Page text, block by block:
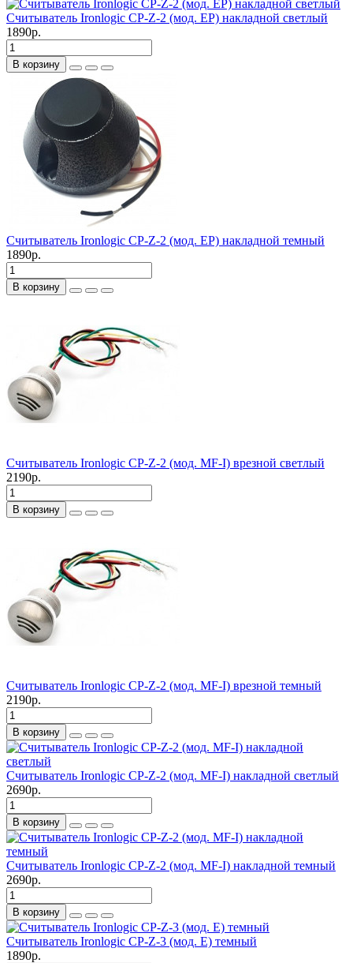
Считыватель Ironlogic CP-Z-2 (мод. EP) накладной светлый
1890р.
В корзину
Считыватель Ironlogic CP-Z-2 (мод. EP) накладной темный
1890р.
В корзину
Считыватель Ironlogic CP-Z-2 (мод. MF-I) врезной светлый
2190р.
В корзину
Считыватель Ironlogic CP-Z-2 (мод. MF-I) врезной темный
2190р.
В корзину
Считыватель Ironlogic CP-Z-2 (мод. MF-I) накладной светлый
2690р.
В корзину
Считыватель Ironlogic CP-Z-2 (мод. MF-I) накладной темный
2690р.
В корзину
Считыватель Ironlogic CP-Z-3 (мод. E) темный
1890р.